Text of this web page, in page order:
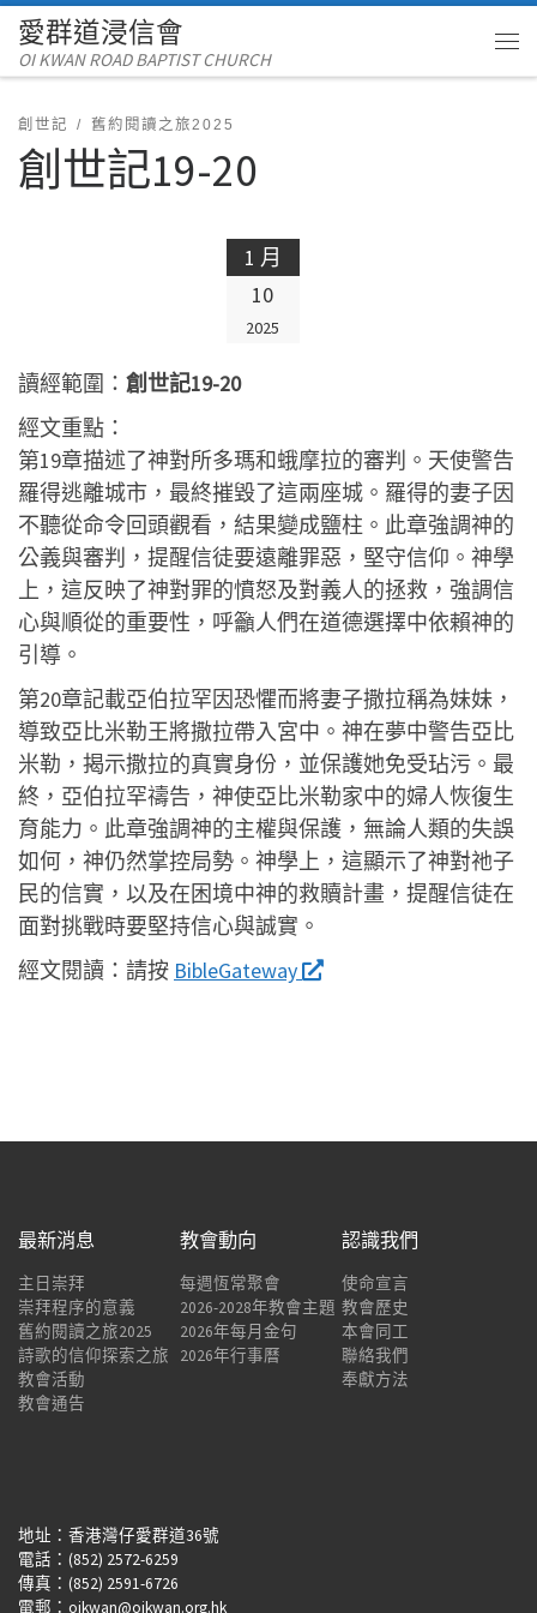
Skip to content
愛群道浸信會
OI KWAN ROAD BAPTIST CHURCH
創世記 舊約閱讀之旅2025
創世記19-20
1 月
10
2025
讀經範圍： 創世記19-20
經文重點：
第19章描述了神對所多瑪和蛾摩拉的審判。天使警告
羅得逃離城市，最終摧毀了這兩座城。羅得的妻子因
不聽從命令回頭觀看，結果變成鹽柱。此章強調神的
公義與審判，提醒信徒要遠離罪惡，堅守信仰。神學
上，這反映了神對罪的憤怒及對義人的拯救，強調信
心與順從的重要性，呼籲人們在道德選擇中依賴神的
引導。
第20章記載亞伯拉罕因恐懼而將妻子撒拉稱為妹妹，
導致亞比米勒王將撒拉帶入宮中。神在夢中警告亞比
米勒，揭示撒拉的真實身份，並保護她免受玷污。最
終，亞伯拉罕禱告，神使亞比米勒家中的婦人恢復生
育能力。此章強調神的主權與保護，無論人類的失誤
如何，神仍然掌控局勢。神學上，這顯示了神對祂子
民的信實，以及在困境中神的救贖計畫，提醒信徒在
面對挑戰時要堅持信心與誠實。
經文閱讀： 請按 BibleGateway
最新消息
主日崇拜
崇拜程序的意義
舊約閱讀之旅2025
詩歌的信仰探索之旅
教會活動
教會通告
教會動向
每週恆常聚會
2026-2028年教會主題
2026年每月金句
2026年行事曆
認識我們
使命宣言
教會歷史
本會同工
聯絡我們
奉獻方法
地址：香港灣仔愛群道36號
電話：(852) 2572-6259
傳真：(852) 2591-6726
電郵：oikwan@oikwan.org.hk